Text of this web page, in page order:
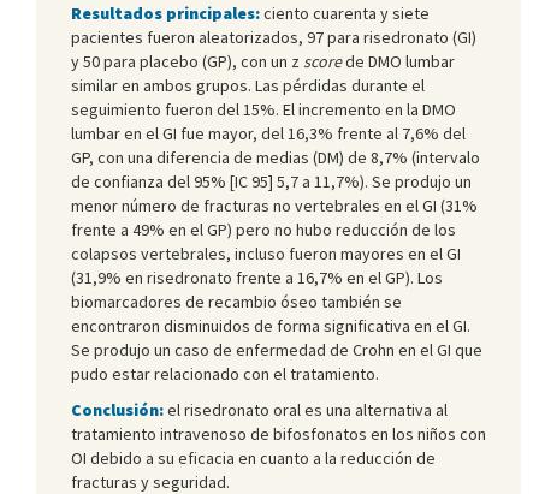
Resultados principales:ciento cuarenta y siete
pacientes fueron aleatorizados, 97 para risedronato (GI)
y 50 para placebo (GP), con un z scorede DMO lumbar
similar en ambos grupos. Las pérdidas durante el
seguimiento fueron del 15%. El incremento en la DMO
lumbar en el GI fue mayor, del 16,3% frente al 7,6% del
GP, con una diferencia de medias (DM) de 8,7% (intervalo
de confianza del 95% [IC 95] 5,7 a 11,7%). Se produjo un
menor número de fracturas no vertebrales en el GI (31%
frente a 49% en el GP) pero no hubo reducción de los
colapsos vertebrales, incluso fueron mayores en el GI
(31,9% en risedronato frente a 16,7% en el GP). Los
biomarcadores de recambio óseo también se
encontraron disminuidos de forma significativa en el GI.
Se produjo un caso de enfermedad de Crohn en el GI que
pudo estar relacionado con el tratamiento.
Conclusión:el risedronato oral es una alternativa al
tratamiento intravenoso de bifosfonatos en los niños con
OI debido a su eficacia en cuanto a la reducción de
fracturas y seguridad.